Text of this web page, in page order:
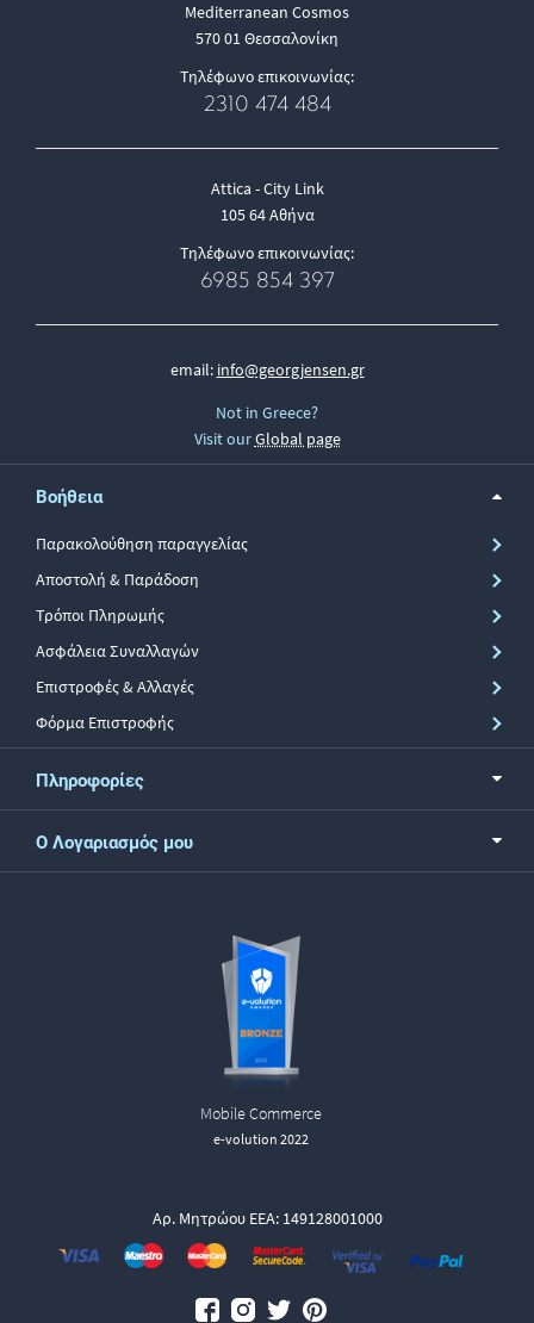
Mediterranean Cosmos
570 01 Θεσσαλονίκη
Τηλέφωνο επικοινωνίας:
2310 474 484
Attica - City Link
105 64 Αθήνα
Τηλέφωνο επικοινωνίας:
6985 854 397
email: info@georgjensen.gr
Not in Greece?
Visit ourGlobal page
Βοήθεια
Παρακολούθηση παραγγελίας
Αποστολή & Παράδοση
Τρόποι Πληρωμής
Ασφάλεια Συναλλαγών
Επιστροφές & Αλλαγές
Φόρμα Επιστροφής
Πληροφορίες
Ο Λογαριασμός μου
Mobile Commerce
e-volution 2022
Αρ. Μητρώου ΕΕΑ: 149128001000